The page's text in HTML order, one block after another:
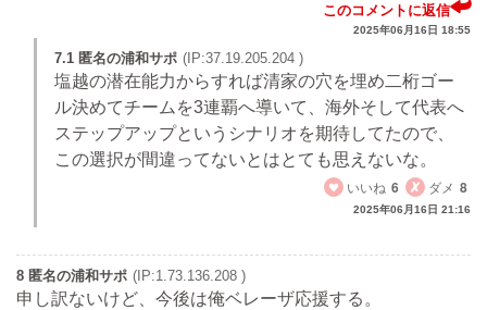
このコメントに返信
2025年06月16日 18:55
7.1 匿名の浦和サポ (IP:37.19.205.204 )
塩越の潜在能力からすれば清家の穴を埋め二桁ゴー
ル決めてチームを3連覇へ導いて、海外そして代表へ
ステップアップというシナリオを期待してたので、
この選択が間違ってないとはとても思えないな。
いいね 6 ダメ 8
2025年06月16日 21:16
8 匿名の浦和サポ (IP:1.73.136.208 )
申し訳ないけど、今後は俺ベレーザ応援する。